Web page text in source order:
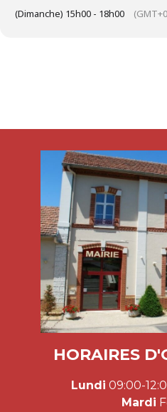
(Dimanche) 15h00 - 18h00
HORAIRES
Lundi 09:00-
Mardi